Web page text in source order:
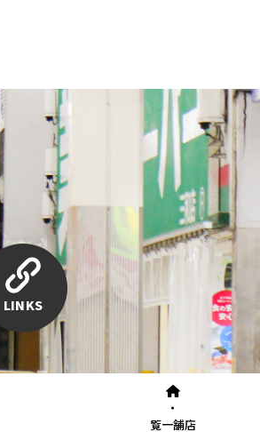
LINKS
店舗一覧